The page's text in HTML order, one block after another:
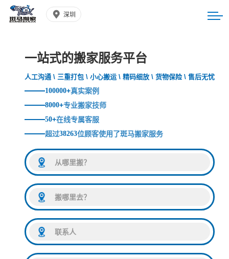
深圳
一站式的搬家服务平台
人工沟通 \ 三重打包 \ 小心搬运 \ 精码细放 \ 货物保险 \ 售后无忧
100000+真实案例
8000+专业搬家技师
50+在线专属客服
超过38263位顾客使用了斑马搬家服务